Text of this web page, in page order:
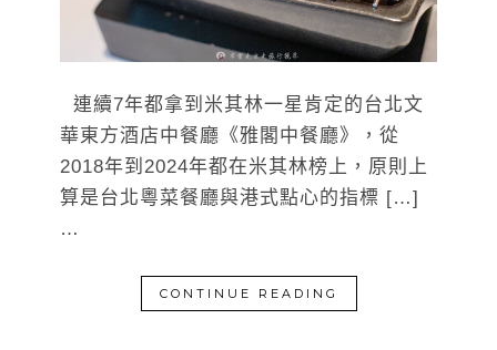
連續7年都拿到米其林一星肯定的台北文
華東方酒店中餐廳《雅閣中餐廳》，從
2018年到2024年都在米其林榜上，原則上
算是台北粵菜餐廳與港式點心的指標 […]
…
CONTINUE READING